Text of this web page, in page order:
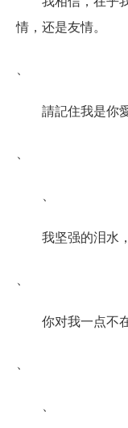
情，还是友情。
請記住我是你
我坚强的泪水
你对我一点不